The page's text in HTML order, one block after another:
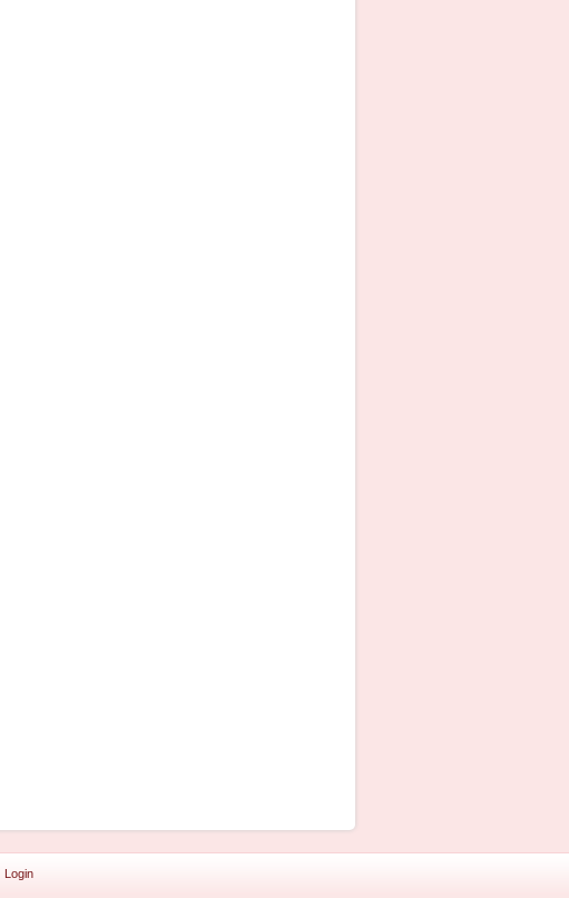
Login